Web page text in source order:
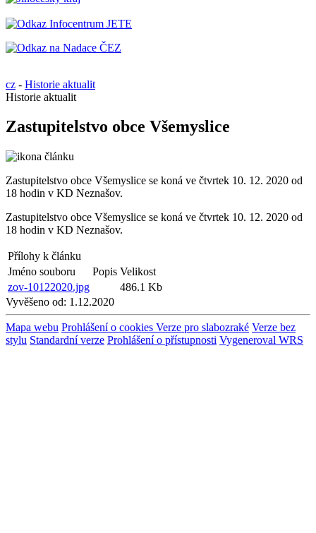
cz - Historie aktualit
Historie aktualit
Zastupitelstvo obce Všemyslice
Zastupitelstvo obce Všemyslice se koná ve čtvrtek 10. 12. 2020 od
18 hodin v KD Neznašov.
Zastupitelstvo obce Všemyslice se koná ve čtvrtek 10. 12. 2020 od
18 hodin v KD Neznašov.
Přílohy k článku
Jméno souboru
Popis Velikost
zov-10122020.jpg
486.1 Kb
Vyvěšeno od: 1.12.2020
Mapa webu Prohlášení o cookies Verze pro slabozraké Verze bez
stylu Standardní verze Prohlášení o přístupnosti Vygeneroval WRS